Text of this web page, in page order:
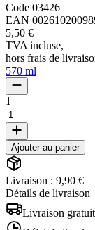
Code 03426
EAN
5,50 €
TVA incluse,
hors frais de
570 ml
1
Ajouter au panier
Livraison : 9,90 €
Détails de livraison
Livraison